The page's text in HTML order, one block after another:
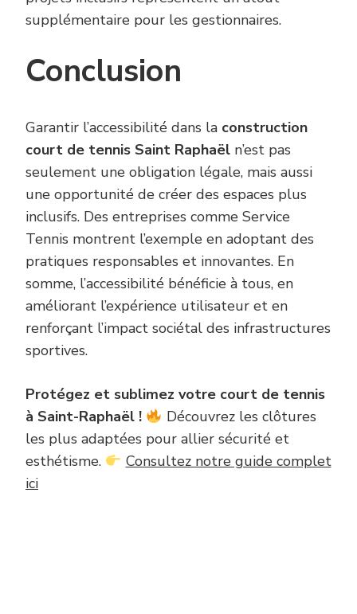
supplémentaire pour les gestionnaires.
Conclusion
Garantir l’accessibilité dans la construction
court de tennis Saint Raphaël n’est pas
seulement une obligation légale, mais aussi
une opportunité de créer des espaces plus
inclusifs. Des entreprises comme Service
Tennis montrent l’exemple en adoptant des
pratiques responsables et innovantes. En
somme, l’accessibilité bénéficie à tous, en
améliorant l’expérience utilisateur et en
renforçant l’impact sociétal des infrastructures
sportives.
Protégez et sublimez votre court de tennis
à Saint-Raphaël !
Découvrez les clôtures
les plus adaptées pour allier sécurité et
esthétisme.
Consultez notre guide complet
ici